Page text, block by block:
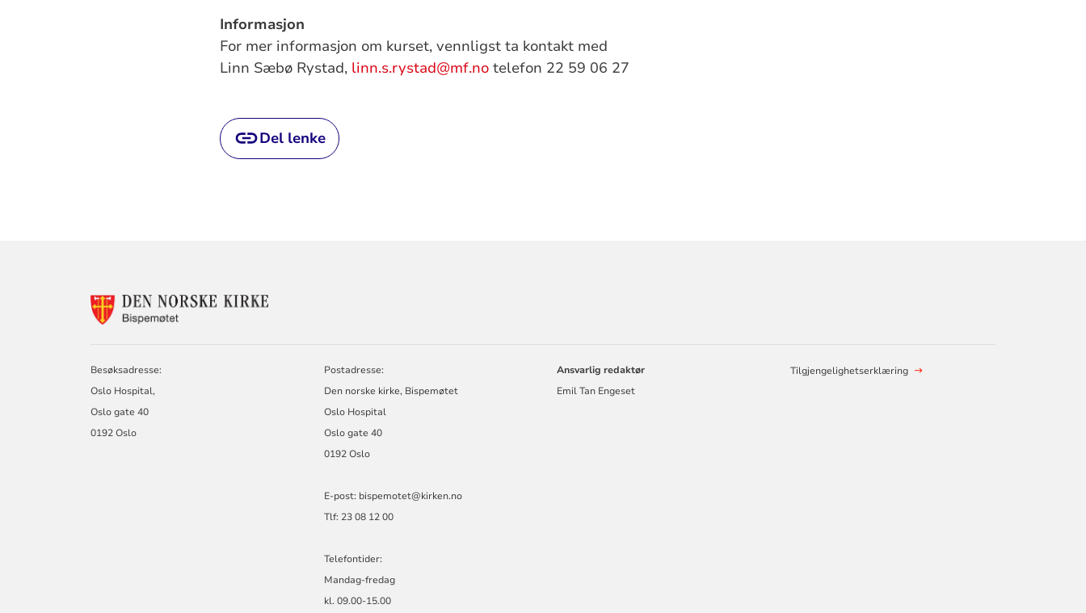
Informasjon
For mer informasjon om kurset, vennligst ta kontakt med
Linn Sæbø Rystad, linn.s.rystad@mf.no telefon 22 59 06 27
Del lenke
KONTAKTINFORMASJON
Besøksadresse:
Oslo Hospital,
Oslo gate 40
0192 Oslo
Postadresse:
Den norske kirke, Bispemøtet
Oslo Hospital
Oslo gate 40
0192 Oslo
E-post: bispemotet@kirken.no
Tlf: 23 08 12 00
Telefontider:
Mandag-fredag
kl. 09.00-15.00
Ansvarlig redaktør
Emil Tan Engeset
Tilgjengelighetserklæring